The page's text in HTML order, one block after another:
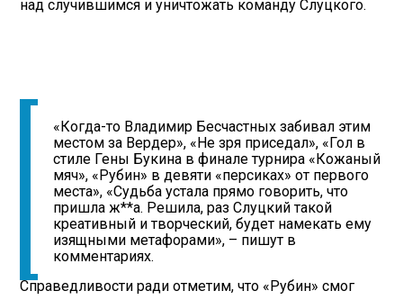
над случившимся и уничтожать команду Слуцкого.
«Когда-то Владимир Бесчастных забивал этим
местом за Вердер», «Не зря приседал», «Гол в
стиле Гены Букина в финале турнира «Кожаный
мяч», «Рубин» в девяти «персиках» от первого
места», «Судьба устала прямо говорить, что
пришла ж**а. Решила, раз Слуцкий такой
креативный и творческий, будет намекать ему
изящными метафорами», – пишут в
комментариях.
Справедливости ради отметим, что «Рубин» смог